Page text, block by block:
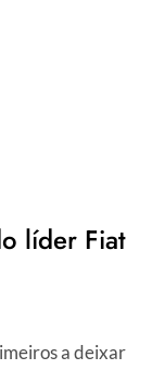
líder Fiat
a deixar